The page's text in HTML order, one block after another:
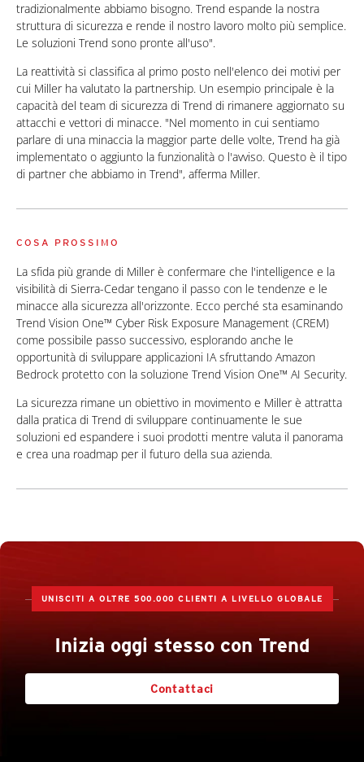
tradizionalmente abbiamo bisogno. Trend espande la nostra
struttura di sicurezza e rende il nostro lavoro molto più semplice.
Le soluzioni Trend sono pronte all'uso".
La reattività si classifica al primo posto nell'elenco dei motivi per
cui Miller ha valutato la partnership. Un esempio principale è la
capacità del team di sicurezza di Trend di rimanere aggiornato su
attacchi e vettori di minacce. "Nel momento in cui sentiamo
parlare di una minaccia la maggior parte delle volte, Trend ha già
implementato o aggiunto la funzionalità o l'avviso. Questo è il tipo
di partner che abbiamo in Trend", afferma Miller.
COSA PROSSIMO
La sfida più grande di Miller è confermare che l'intelligence e la
visibilità di Sierra-Cedar tengano il passo con le tendenze e le
minacce alla sicurezza all'orizzonte. Ecco perché sta esaminando
Trend Vision One™ Cyber Risk Exposure Management (CREM)
come possibile passo successivo, esplorando anche le
opportunità di sviluppare applicazioni IA sfruttando Amazon
Bedrock protetto con la soluzione Trend Vision One™ AI Security.
La sicurezza rimane un obiettivo in movimento e Miller è attratta
dalla pratica di Trend di sviluppare continuamente le sue
soluzioni ed espandere i suoi prodotti mentre valuta il panorama
e crea una roadmap per il futuro della sua azienda.
UNISCITI A OLTRE 500.000 CLIENTI A LIVELLO GLOBALE
Inizia oggi stesso con Trend
Contattaci